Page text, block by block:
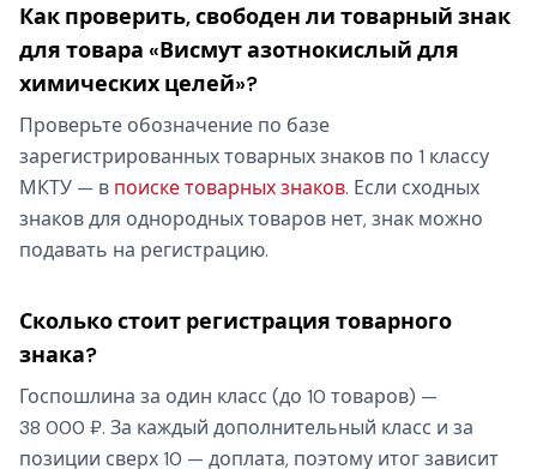
Как проверить, свободен ли товарный знак
для товара «Висмут азотнокислый для
химических целей»?
Проверьте обозначение по базе
зарегистрированных товарных знаков по 1 классу
МКТУ — в поиске товарных знаков. Если сходных
знаков для однородных товаров нет, знак можно
подавать на регистрацию.
Сколько стоит регистрация товарного
знака?
Госпошлина за один класс (до 10 товаров) —
38 000 ₽. За каждый дополнительный класс и за
позиции сверх 10 — доплата, поэтому итог зависит